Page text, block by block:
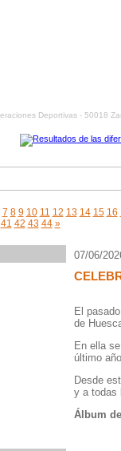
Deportivas - 50018
7 8 9 10 11 12 13 14 15 16
41 42 43 44 »
07/06/
El
de
En ella
último
Desde
y a todas
Álbum